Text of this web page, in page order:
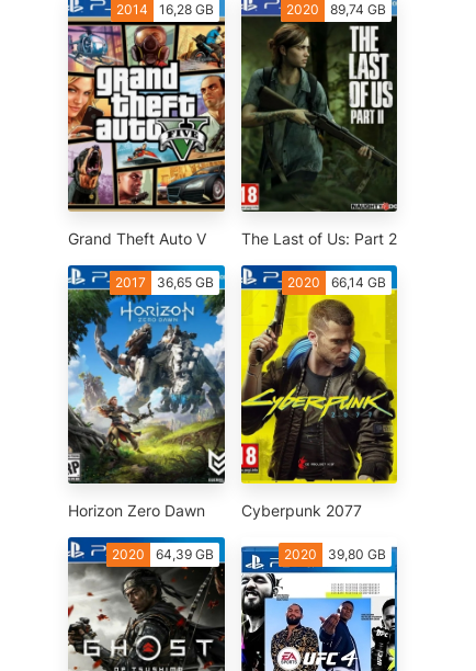
2014 16,28 GB
Grand Theft Auto V
2020 89,74 GB
The Last of Us: Part 2
2017 36,65 GB
Horizon Zero Dawn
2020 66,14 GB
Cyberpunk 2077
2020 64,39 GB 2020 39,80 GB